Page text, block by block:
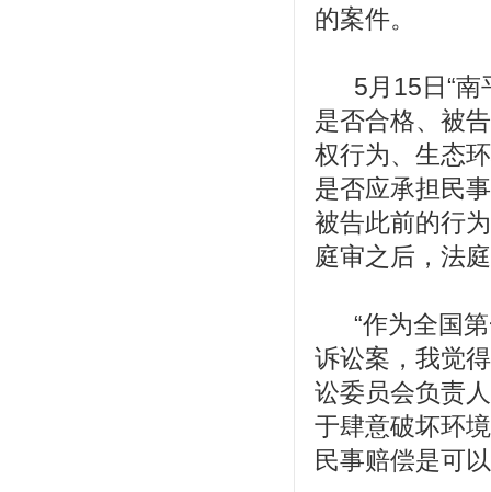
的案件。
5月15日“
是否合格、被
权行为、生态
是否应承担民
被告此前的行
庭审之后，法
“作为全国
诉讼案，我觉
讼委员会负责
于肆意破坏环
民事赔偿是可